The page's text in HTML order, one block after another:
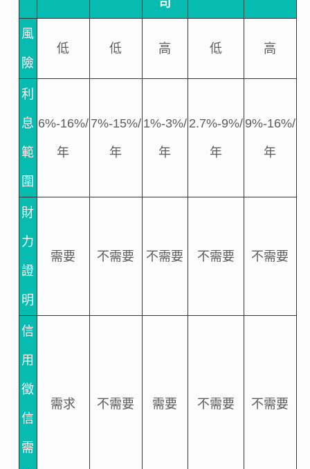
司
風
險
低 低 高 低 高
利
息
範
圍
6%-16%/
年
7%-15%/
年
1%-3%/
年
2.7%-9%/
年
9%-16%/
年
財
力
證
明
需要 不需要 不需要 不需要 不需要
信
用
徵
信
需
需求 不需要 需要 不需要 不需要